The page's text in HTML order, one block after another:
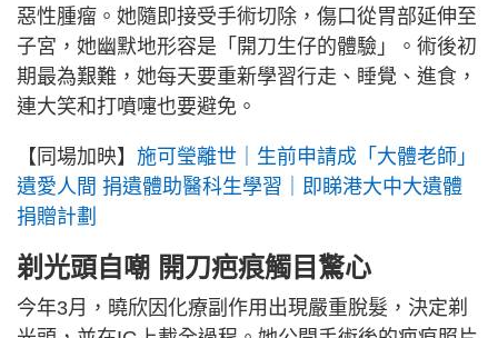
惡性腫瘤。她隨即接受手術切除，傷口從胃部延伸至
子宮，她幽默地形容是「開刀生仔的體驗」。術後初
期最為艱難，她每天要重新學習行走、睡覺、進食，
連大笑和打噴嚏也要避免。
【同場加映】 施可瑩離世｜生前申請成「大體老師」
遺愛人間 捐遺體助醫科生學習｜即睇港大中大遺體
捐贈計劃
剃光頭自嘲 開刀疤痕觸目驚心
今年3月，曉欣因化療副作用出現嚴重脫髮，決定剃